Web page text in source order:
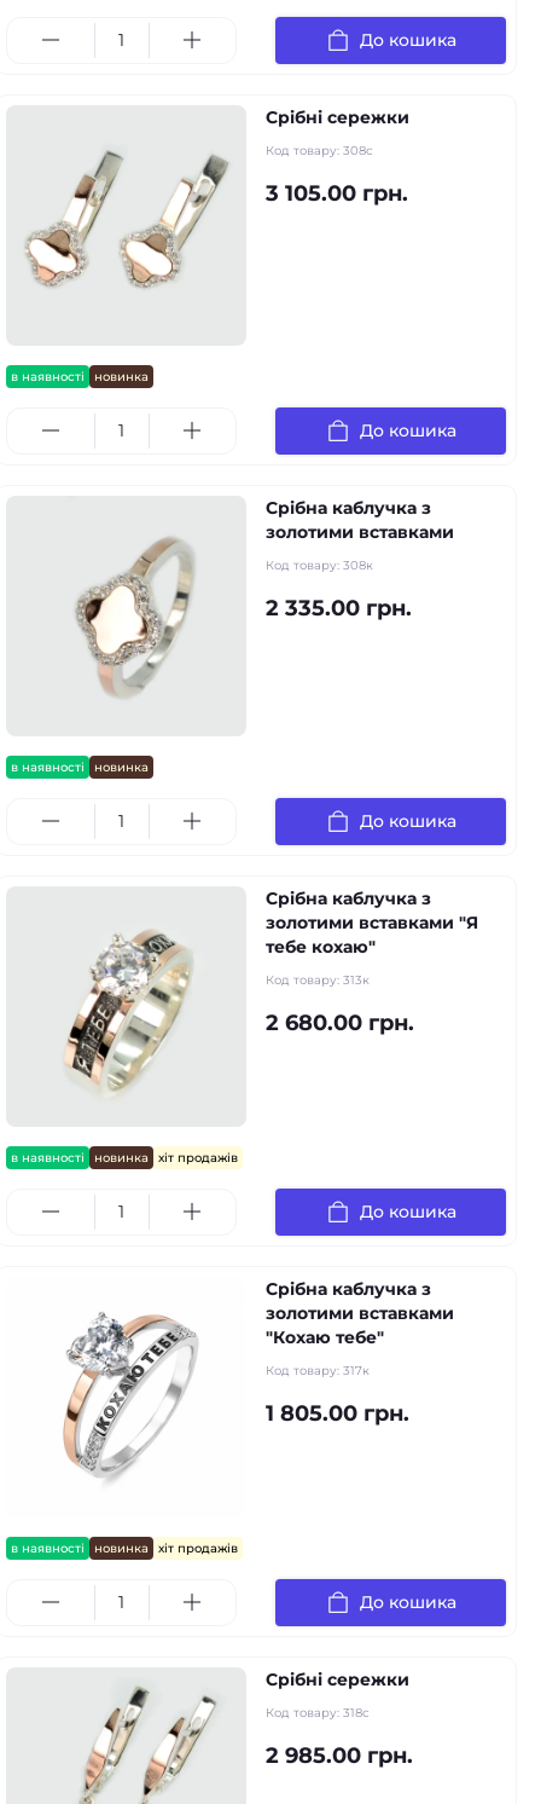
До кошика
в наявності новинка
Срібні сережки
Код товару: 308с
3 105.00 грн.
До кошика
в наявності новинка
Срібна каблучка з
золотими вставками
Код товару: 308к
2 335.00 грн.
До кошика
в наявності новинка хіт продажів
Срібна каблучка з
золотими вставками "Я
тебе кохаю"
Код товару: 313к
2 680.00 грн.
До кошика
в наявності новинка хіт продажів
Срібна каблучка з
золотими вставками
"Кохаю тебе"
Код товару: 317к
1 805.00 грн.
До кошика
Срібні сережки
Код товару: 318с
2 985.00 грн.